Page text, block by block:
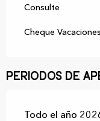
Consulte
Cheque Vacaciones
Periodos de
Todo el año